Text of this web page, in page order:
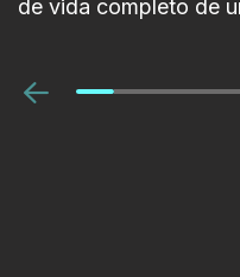
de vida completo de
plataformas da RTP.
Anterior